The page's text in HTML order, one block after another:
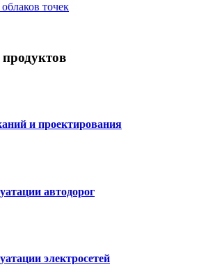
точек
и проектирования
автодорог
электросетей